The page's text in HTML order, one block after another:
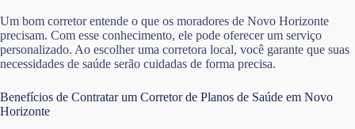
Um bom corretor entende o que os moradores de Novo Horizonte
precisam. Com esse conhecimento, ele pode oferecer um serviço
personalizado. Ao escolher uma corretora local, você garante que suas
necessidades de saúde serão cuidadas de forma precisa.
Benefícios de Contratar um Corretor de Planos de Saúde em Novo
Horizonte